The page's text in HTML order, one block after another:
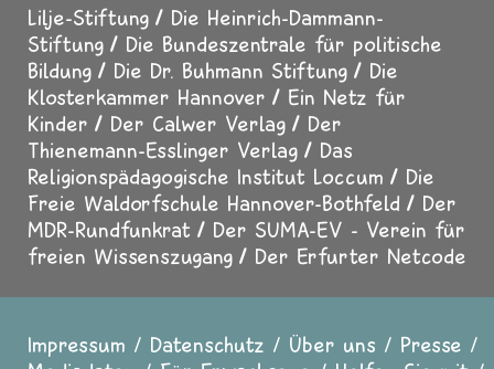
Lilje-Stiftung
Die Heinrich-Dammann-
Stiftung
Die Bundeszentrale für politische
Bildung
Die Dr. Buhmann Stiftung
Die
Klosterkammer Hannover
Ein Netz für
Kinder
Der Calwer Verlag
Der
Thienemann-Esslinger Verlag
Das
Religionspädagogische Institut Loccum
Die
Freie Waldorfschule Hannover-Bothfeld
Der
MDR-Rundfunkrat
Der SUMA-EV - Verein für
freien Wissenszugang
Der Erfurter Netcode
Impressum Datenschutz Über uns
Presse